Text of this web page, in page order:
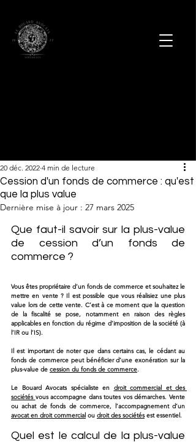
Cession d'un fonds de commerce : qu'est
que la plus value
20 déc. 2022 4 min de lecture
Dernière mise à jour : 27 mars 2025
Que faut-il savoir sur la plus-value
de cession d’un fonds de
commerce ?
Vous êtes propriétaire d’un fonds de commerce et souhaitez le
mettre en vente ? Il est possible que vous réalisiez une plus
value lors de cette vente. C’est à ce moment que la question
de la fiscalité se pose, notamment en raison des règles
applicables en fonction du régime d’imposition de la société (à
l’IR ou l’IS).
Il est important de noter que dans certains cas, le cédant au
fonds de commerce peut bénéficier d’une exonération sur la
plus-value de cession du fonds de commerce.
Le Bouard Avocats spécialiste en droit commercial et des
sociétés vous accompagne dans toutes vos démarches. Vente
avocat en droit commercial ou droit des sociétés est essentiel.
Quel est le calcul de la plus-value